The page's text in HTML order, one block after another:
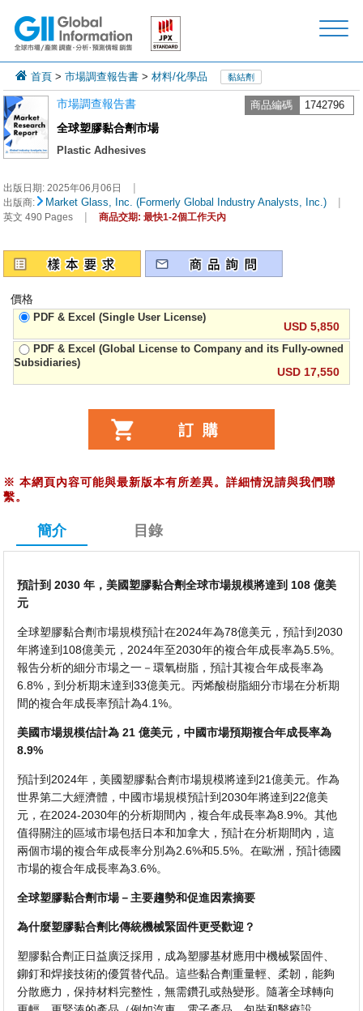
首頁 >市場調查報告書 >材料/化學品 黏結劑
市場調查報告書 商品編碼 1742796
全球塑膠黏合劑市場
Plastic Adhesives
出版日期:2025年06月06日 |
出版商: Market Glass, Inc. (Formerly Global Industry Analysts, Inc.) |
英文 490 Pages | 商品交期: 最快1-2個工作天內
價格
PDF & Excel (Single User License)
USD 5,850
PDF & Excel (Global License to Company and its Fully-owned
Subsidiaries)
USD 17,550
※ 本網頁內容可能與最新版本有所差異。詳細情況請與我們聯
繫。
簡介 目錄
預計到 2030 年，美國塑膠黏合劑全球市場規模將達到 108 億美
元
全球塑膠黏合劑市場規模預計在2024年為78億美元，預計到2030
年將達到108億美元，2024年至2030年的複合年成長率為5.5%。
報告分析的細分市場之一－環氧樹脂，預計其複合年成長率為
6.8%，到分析期末達到33億美元。丙烯酸樹脂細分市場在分析期
間的複合年成長率預計為4.1%。
美國市場規模估計為 21 億美元，中國市場預期複合年成長率為
8.9%
預計到2024年，美國塑膠黏合劑市場規模將達到21億美元。作為
世界第二大經濟體，中國市場規模預計到2030年將達到22億美
元，在2024-2030年的分析期間內，複合年成長率為8.9%。其他
值得關注的區域市場包括日本和加拿大，預計在分析期間內，這
兩個市場的複合年成長率分別為2.6%和5.5%。在歐洲，預計德國
市場的複合年成長率為3.6%。
全球塑膠黏合劑市場－主要趨勢和促進因素摘要
為什麼塑膠黏合劑比傳統機械緊固件更受歡迎？
塑膠黏合劑正日益廣泛採用，成為塑膠基材應用中機械緊固件、
鉚釘和焊接技術的優質替代品。這些黏合劑重量輕、柔韌，能夠
分散應力，保持材料完整性，無需鑽孔或熱變形。隨著全球轉向